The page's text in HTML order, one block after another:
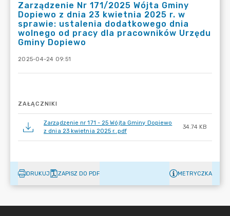
Zarządzenie Nr 171/2025 Wójta Gminy
Dopiewo z dnia 23 kwietnia 2025 r. w
sprawie: ustalenia dodatkowego dnia
wolnego od pracy dla pracowników Urzędu
Gminy Dopiewo
2025-04-24 09:51
ZAŁĄCZNIKI
Zarządzenie nr 171 - 25 Wójta Gminy Dopiewo
z dnia 23 kwietnia 2025 r..pdf
34.74 KB
DRUKUJ ZAPISZ DO PDF METRYCZKA